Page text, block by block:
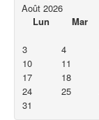
Août 2026
Lun
Mar
3
4
10
11
17
18
24
25
31